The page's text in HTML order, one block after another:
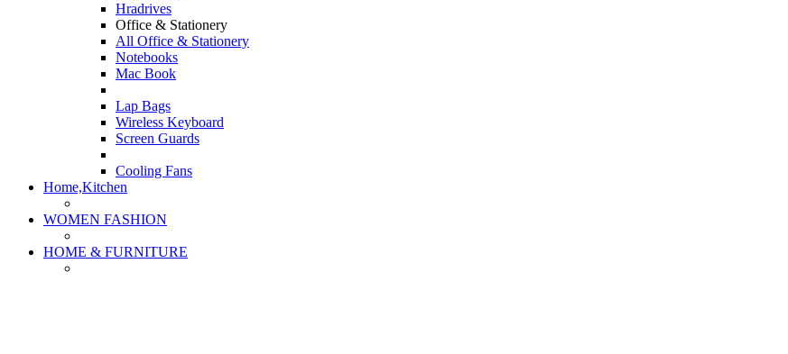
Hradrives
Office & Stationery
All Office & Stationery
Notebooks
Mac Book
Lap Bags
Wireless Keyboard
Screen Guards
Cooling Fans
Home,Kitchen
WOMEN FASHION
HOME & FURNITURE